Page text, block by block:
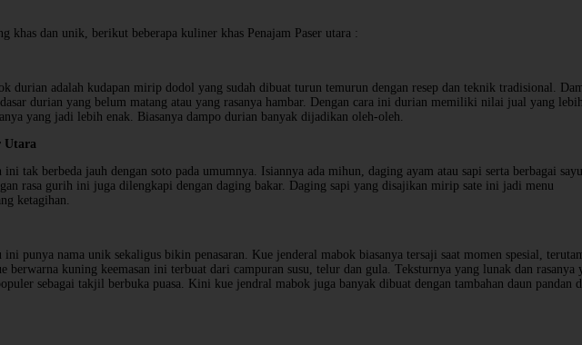
khas dan unik, berikut beberapa kuliner khas Penajam Paser utara :
durian adalah kudapan mirip dodol yang sudah dibuat turun temurun dengan resep dan teknik tradisional.
durian yang belum matang atau yang rasanya hambar. Dengan cara ini durian memiliki nilai jual yang lebih
yang jadi lebih enak. Biasanya dampo durian banyak dijadikan oleh-oleh.
Utara
ini tak berbeda jauh dengan soto pada umumnya. Isiannya ada mihun, daging ayam atau sapi serta berbagai
rasa gurih ini juga dilengkapi dengan daging bakar. Daging sapi yang disajikan mirip sate ini jadi menu
ketagihan.
ini punya nama unik sekaligus bikin penasaran. Kue jenderal mabok biasanya tersaji saat momen spesial,
berwarna kuning keemasan ini terbuat dari campuran susu, telur dan gula. Teksturnya yang lunak dan rasanya
sebagai takjil berbuka puasa. Kini kue jendral mabok juga banyak dibuat dengan tambahan daun pandan